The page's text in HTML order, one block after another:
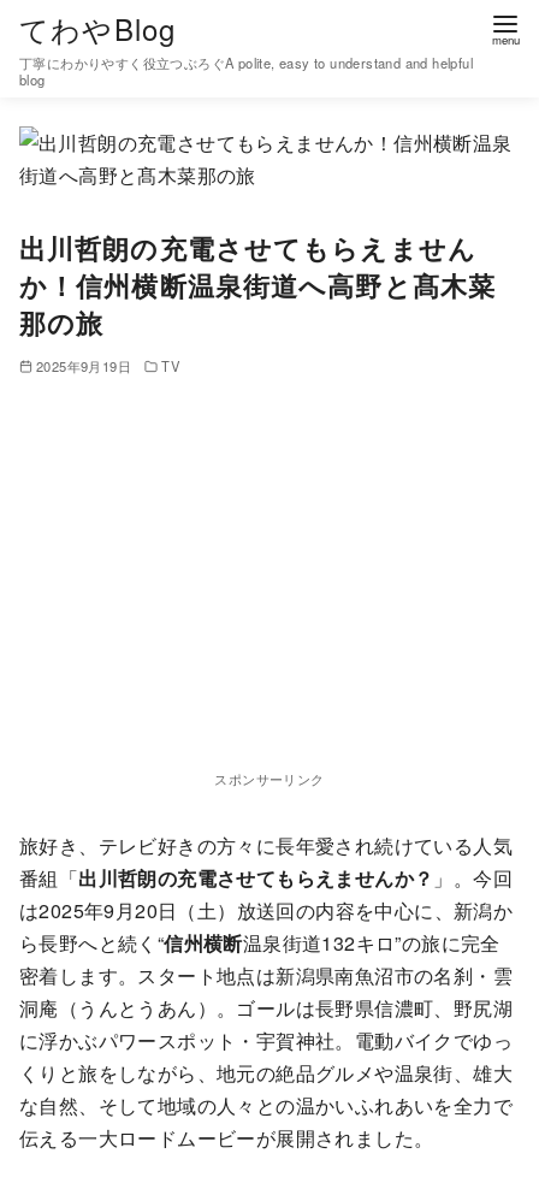
てわやBlog
丁寧にわかりやすく役立つぶろぐA polite, easy to understand and helpful
blog
出川哲朗の充電させてもらえません
か！信州横断温泉街道へ高野と髙木菜
那の旅
2025年9月19日 TV
スポンサーリンク
旅好き、テレビ好きの方々に長年愛され続けている人気
番組「出川哲朗の充電させてもらえませんか？ 」。今回
は2025年9月20日（土）放送回の内容を中心に、新潟か
ら長野へと続く“信州横断温泉街道132キロ”の旅に完全
密着します。スタート地点は新潟県南魚沼市の名刹・雲
洞庵（うんとうあん）。ゴールは長野県信濃町、野尻湖
に浮かぶパワースポット・宇賀神社。電動バイクでゆっ
くりと旅をしながら、地元の絶品グルメや温泉街、雄大
な自然、そして地域の人々との温かいふれあいを全力で
伝える一大ロードムービーが展開されました。